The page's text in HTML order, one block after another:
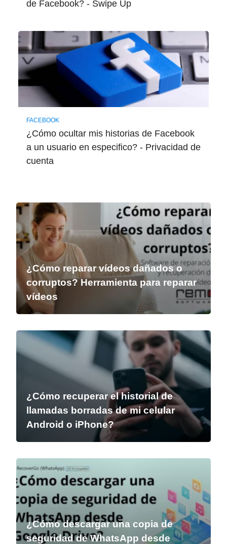
de Facebook? - Swipe Up
FACEBOOK
¿Cómo ocultar mis historias de Facebook
a un usuario en especifico? - Privacidad de
cuenta
¿Cómo reparar vídeos dañados o
corruptos? Herramienta para reparar
vídeos
¿Cómo recuperar el historial de
llamadas borradas de mi celular
Android o iPhone?
¿Cómo descargar una copia de
seguridad de WhatsApp desde